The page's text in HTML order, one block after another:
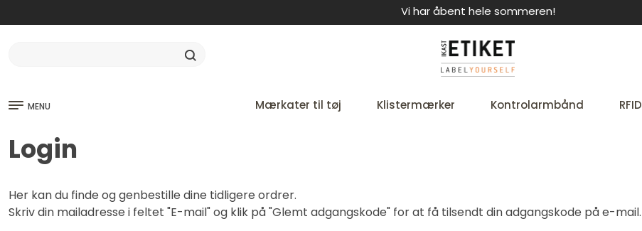
Vi har åbent hele sommeren!
MENU Mærkater til tøj Klistermærker Kontrolarmbånd RFID
Login
Her kan du finde og genbestille dine tidligere ordrer.
Skriv din mailadresse i feltet "E-mail" og klik på "Glemt adgangskode" for at få tilsendt din adgangskode på e-mail.